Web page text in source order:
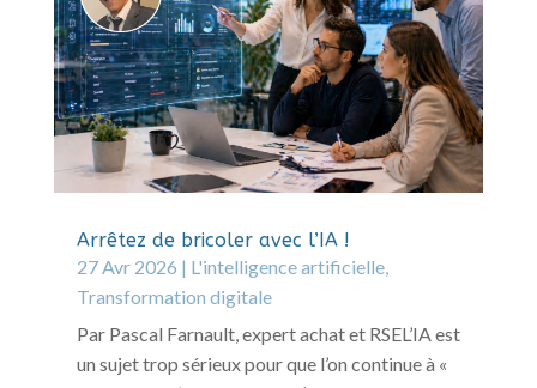
Arrêtez de bricoler avec l’IA !
27 Avr 2026 | L'intelligence artificielle,
Transformation digitale
Par Pascal Farnault, expert achat et RSEL’IA est
un sujet trop sérieux pour que l’on continue à «